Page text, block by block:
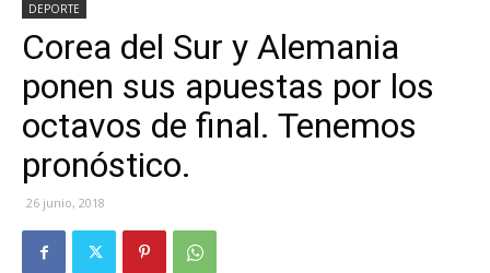
DEPORTE
Corea del Sur y Alemania
ponen sus apuestas por los
octavos de final. Tenemos
pronóstico.
26 junio, 2018